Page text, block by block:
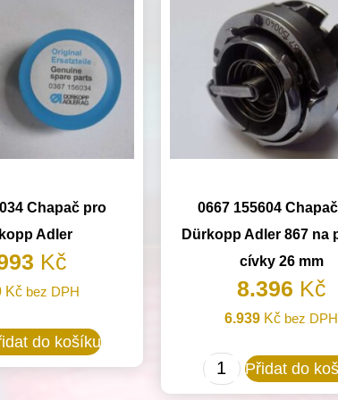
Chapač pro
Adler
Kč
Kčbez DPH
do košíku
0667 155604
Dürkopp Adler 867 na
cívky 26 mm
8.396 Kč
6.939 Kč bez DPH
0667
155604
Přidat do